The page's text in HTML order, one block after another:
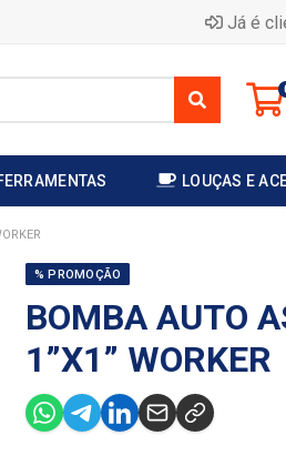
Já é
LOUÇAS E
% PROMOÇÃO
BOMBA AUTO
1”X1” WORKER